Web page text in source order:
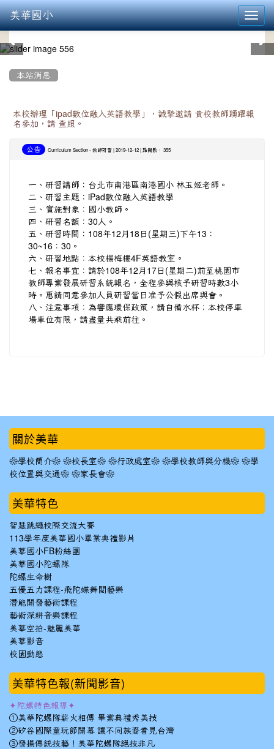
美華國小
本站消息
本校辦理「ipad數位融入英語教學」，誠摯邀請 貴校教師踴躍報
名參加，請 查照。
公告 Curriculum Section - 教師研習 | 2019-12-12 | 點閱數： 355
一、研習講師：台北市南港區南港國小 林玉姬老師。
二、研習主題：iPad數位融入英語教學
三、實施對象：國小教師。
四、研習名額：30人。
五、研習時間：108年12月18日(星期三)下午13：
30~16：30。
六、研習地點：本校楊梅樓4F英語教室。
七、報名事宜：請於108年12月17日(星期二)前至桃園市
教師專業發展研習系統報名，全程參與核予研習時數3小
時。惠請同意參加人員研習當日准予公假出席與會。
八、注意事項：為響應環保政策，請自備水杯；本校停車
場車位有限，請盡量共乘前往。
::: 關於美華
❀學校簡介❀ ❀校長室❀ ❀行政處室❀ ❀學校教師與分機❀ ❀學
校位置與交通❀ ❀家長會❀
美華特色
智慧跳繩校際交流大賽
113學年度美華國小畢業典禮影片
美華國小FB粉絲團
美華國小陀螺隊
陀螺生命樹
五優五力課程-飛陀蝶舞閱藝樂
潛能開發藝術課程
藝術深耕音樂課程
美華空拍-魅麗美華
美華影音
校園動態
美華特色報(新聞影音)
✦陀螺特色報導✦
①美華陀螺隊薪火相傳 畢業典禮秀美技
②矽谷國際童玩節開幕 讓不同族裔看見台灣
③發揚傳統技藝！美華陀螺隊絕技非凡